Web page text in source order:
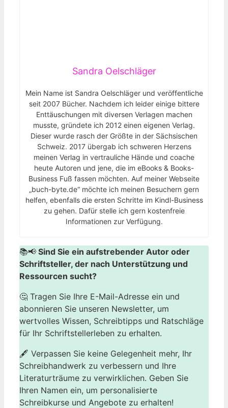
Sandra Oelschläger
Mein Name ist Sandra Oelschläger und veröffentliche
seit 2007 Bücher. Nachdem ich leider einige bittere
Enttäuschungen mit diversen Verlagen machen
musste, gründete ich 2012 einen eigenen Verlag.
Dieser wurde rasch der Größte in der Sächsischen
Schweiz. 2017 übergab ich schweren Herzens
meinen Verlag in vertrauliche Hände und coache
heute Autoren und jene, die im eBooks & Books-
Business Fuß fassen möchten. Auf meiner Webseite
„buch-byte.de“ möchte ich meinen Besuchern gern
helfen, ebenfalls die ersten Schritte im Kindl-Business
zu gehen. Dafür stelle ich gern kostenfreie
Informationen zur Verfügung.
📚📢 Sind Sie ein aufstrebender Autor oder
Schriftsteller, der nach Unterstützung und
Ressourcen sucht?
🤔 Tragen Sie Ihre E-Mail-Adresse ein und
abonnieren Sie unseren Newsletter, um
wertvolles Wissen, Schreibtipps und Ratschläge
für Ihr Schriftstellerleben zu erhalten.
🖋️ Verpassen Sie keine Gelegenheit mehr, Ihr
Schreibhandwerk zu verbessern und Ihre
Literaturträume zu verwirklichen. Geben Sie
Ihren Namen ein, um personalisierte
Schreibkurse und Angebote zu erhalten!